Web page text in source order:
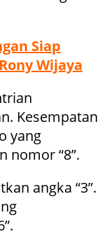
Siap
Wijaya
Kesempatan
yang
nomor “8”.
angka “3”.